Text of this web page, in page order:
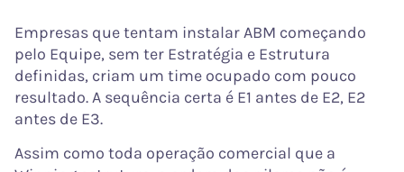
Empresas que tentam instalar ABM começando
pelo Equipe, sem ter Estratégia e Estrutura
definidas, criam um time ocupado com pouco
resultado. A sequência certa é E1 antes de E2, E2
antes de E3.
Assim como toda operação comercial que a